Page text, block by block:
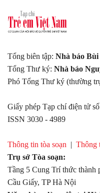
Tổng biên tập: Nhà báo
Tổng Thư ký: Nhà báo
Phó Tổng Thư ký (thường
Giấy phép Tạp chí điện tử
ISSN 3030 - 4989
Thông tin tòa soạn | Thông
Trụ sở Tòa soạn:
Tầng 5 Cung Trí thức thành
Cầu Giấy, TP Hà Nội